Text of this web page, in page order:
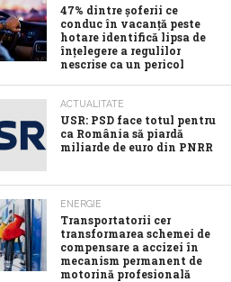
47% dintre șoferii ce
conduc în vacanță peste
hotare identifică lipsa de
înțelegere a regulilor
nescrise ca un pericol
ACTUALITATE
USR: PSD face totul pentru
ca România să piardă
miliarde de euro din PNRR
ENERGIE
Transportatorii cer
transformarea schemei de
compensare a accizei în
mecanism permanent de
motorină profesională